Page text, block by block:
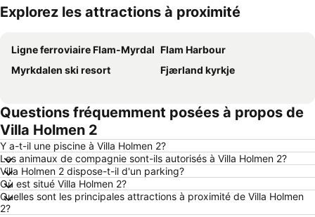
Explorez les attractions à proximité
Ligne ferroviaire Flam-Myrdal Flam Harbour
Myrkdalen ski resort
Fjærland kyrkje
Questions fréquemment posées à propos de
Villa Holmen 2
Y a-t-il une piscine à Villa Holmen 2?
Les animaux de compagnie sont-ils autorisés à Villa Holmen 2?
Villa Holmen 2 dispose-t-il d'un parking?
Où est situé Villa Holmen 2?
Quelles sont les principales attractions à proximité de Villa Holmen
2?